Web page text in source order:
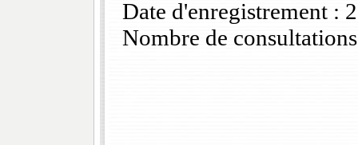
Date d'enregistrement :
Nombre de